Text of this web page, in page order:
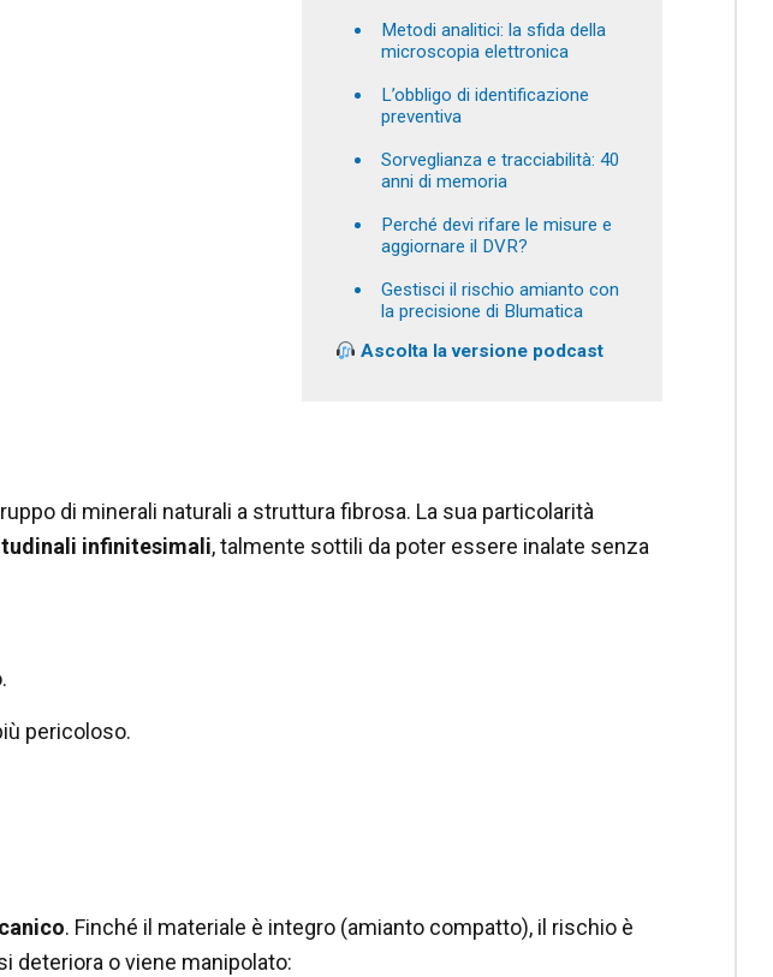
Metodi analitici: la sfida della
microscopia elettronica
L’obbligo di identificazione
preventiva
Sorveglianza e tracciabilità: 40
anni di memoria
Perché devi rifare le misure e
aggiornare il DVR?
Gestisci il rischio amianto con
la precisione di Blumatica
Ascolta la versione podcast
di minerali naturali a struttura fibrosa. La sua particolarità
infinitesimali, talmente sottili da poter essere inalate senza
pericoloso.
. Finché il materiale è integro (amianto compatto), il rischio è
deteriora o viene manipolato: